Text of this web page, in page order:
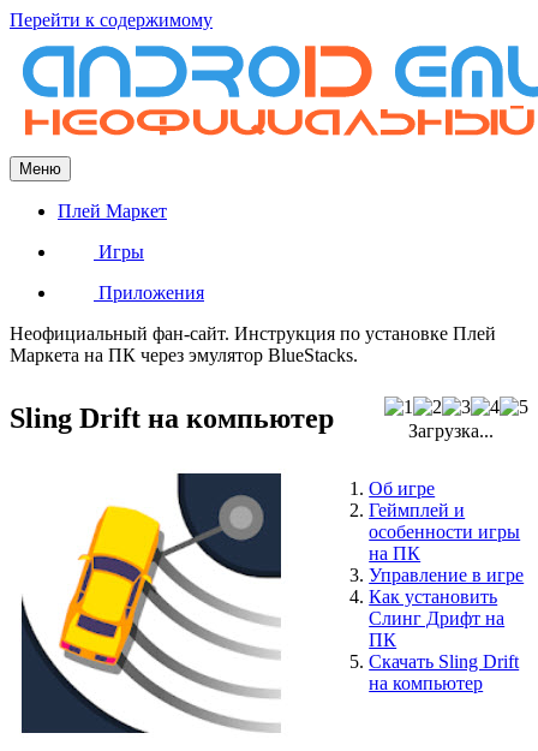
Перейти к содержимому
Меню
Плей Маркет
Игры
Приложения
Неофициальный фан-сайт. Инструкция по установке Плей
Маркета на ПК через эмулятор BlueStacks.
Sling Drift на компьютер Загрузка...
Об игре
Геймплей и
особенности игры
на ПК
Управление в игре
Как установить
Слинг Дрифт на
ПК
Скачать Sling Drift
на компьютер